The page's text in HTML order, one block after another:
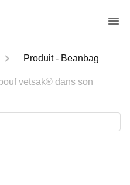
Produit - Beanbag
vetsak® dans son